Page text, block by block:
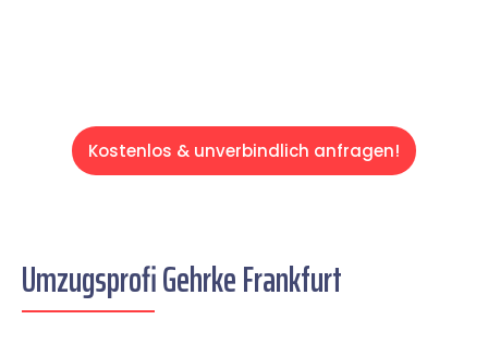
Kostenlos & unverbindlich anfragen!
Umzugsprofi Gehrke Frankfurt